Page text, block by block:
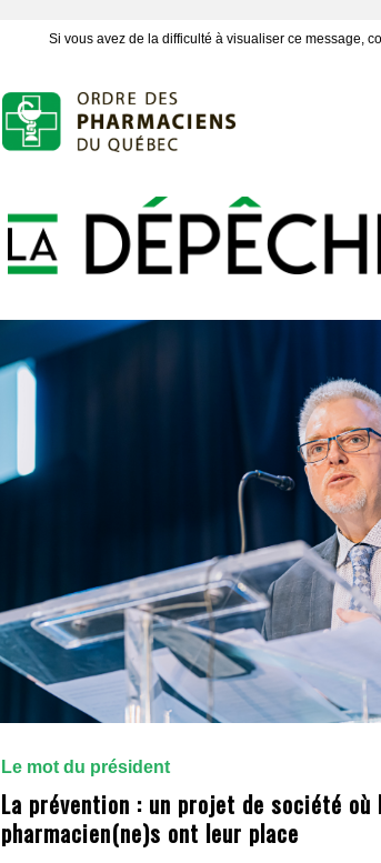
Si vous avez de la difficulté à visualiser ce message,
Le mot du président
La prévention : un projet de société où
pharmacien(ne)s ont leur place